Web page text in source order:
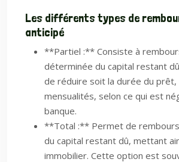
Les différents types de
anticipé
**Partiel :** Consiste à
déterminée du capital restant
de réduire soit la durée du prêt,
mensualités, selon ce qui est
banque.
**Total :** Permet de
du capital restant dû, mettant
immobilier. Cette option est